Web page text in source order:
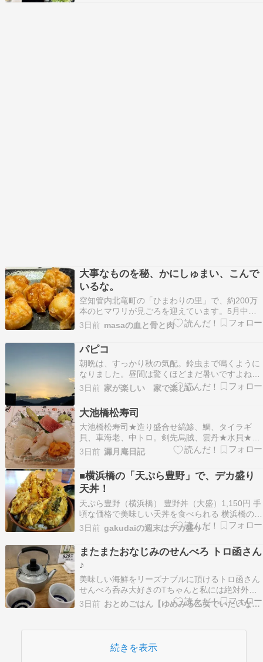
大事なものを秘、かにしゅまい、こんで
いるな。
空知管内北竜町の「ひまわりの里」で、約200万
本のヒマワリが見ごろを迎えています。5月中旬
から種をまき始めましたが、6月の低温と少雨で
生育が遅れ、開花は例年より1週間遅い7月中旬と
なりました。現在は高さ1～1.5メートルに成長し
ており、23ヘクタールに広がる畑の大部分で大輪
の花を…
3日前 masaの血と骨と肉
パピコ
朝晩は、すっかり秋の気配。鈴虫まで鳴くように
なりました。昼間は驚くほどまだ暑いですよね
ぇ。本日も朝活。子どもたち。3匹揃っていれば
それで安心。ハチワレちゃんもチュール待ち。ブ
ラザーもエサ待ち。みんな元気だ！と朝のルーテ
ィーンが私に安心と、一日の気力を与えてくれま
す。山際での猫たち…
3日前 家が楽しい 家で楽しい
大池橋松寿司
大池橋松寿司★造り盛合せ縞鯵、鯛、タイラギ
貝、車海老、中トロ。剣先烏賊、雲丹★水貝★鯨
さえずり煮★下足塩焼き★鰻白焼き★子持ち昆布
★とろたく瓶ビールから兼八ロック。 ミステリと
ワイン好きの医師の備忘録です。 ほぼほぼ外食、
鮨屋率高し。 人気ブログランキング
3日前 漏月庵日記
■横浜橋の「天ぷら豊野」で、デカ盛り
天丼！
天ぷら豊野（横浜橋） 豊野丼（大盛）1,150円 手
頃な価格で美味しい天丼を食べられる 横浜橋の
『天ぷら豊野』。 土曜日の10時55分で、開店待
ちは１人。 お姉様が「雨だからどうぞ！」と少し
早めに開店。 カウンター５席＋テーブル15席の
店内は、 明るくカジュアルな喫茶店という雰囲…
3日前 gakudaiの週末はデカ盛り！
またまたおなじみのせんべろ トロ函さん
♪
美味しい海鮮をリーズナブルに頂けるトロ函さん
せんべろ呑み大好きのTちゃんと私には絶対外せ
ないお店です（笑）ワインでちょっと勢いをつけ
てますから（笑）いきなり日本酒からスタートで
のも毎度のこと海鮮サラダお刺身の5種盛り合わ
せ海老のから揚…
3日前 おとめごはん【ゆめみる乙女でいたいな…】
続きを表示